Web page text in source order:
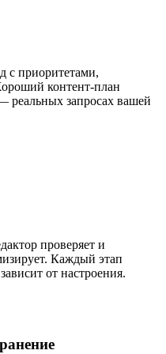
с приоритетами,
контент-план
реальных запросах вашей
проверяет и
Каждый этап
от настроения.